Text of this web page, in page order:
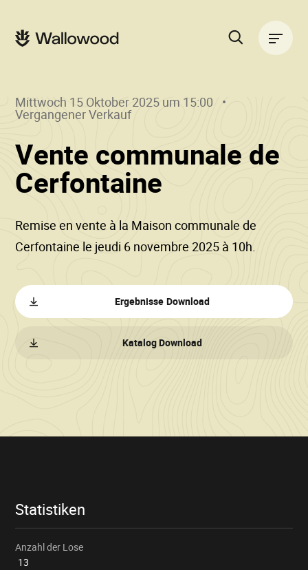
springen
springen
Vente communale de
Cerfontaine
Wallowood
Mittwoch 15 Oktober 2025 um 15:00
Vergangener Verkauf
Remise en vente à la Maison communale de
Cerfontaine le jeudi 6 novembre 2025 à 10h.
Ergebnisse Download
Katalog Download
Verkaufsinformationen
Statistiken
Anzahl der Lose
13